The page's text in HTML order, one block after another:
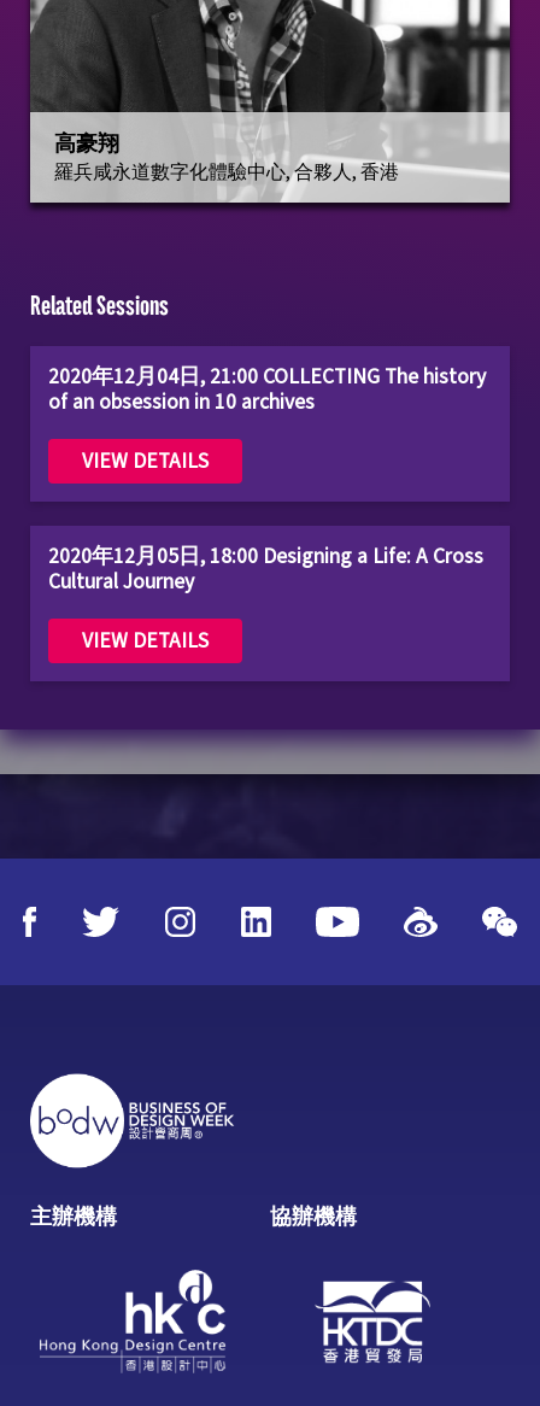
高豪翔
羅兵咸永道數字化體驗中心, 合夥人, 香港
Related Sessions
2020年12月04日, 21:00 COLLECTING The history
of an obsession in 10 archives
VIEW DETAILS
2020年12月05日, 18:00 Designing a Life: A Cross
Cultural Journey
VIEW DETAILS
主辦機構 協辦機構